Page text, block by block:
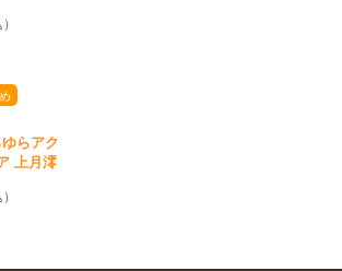
ゆらアク
上月澪